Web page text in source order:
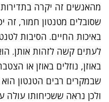
מהאנשים זה יקרה
שסובלים מטנטון חמור, זה
באיכות החיים. הסיבות
לעתים קשה לזהות אותן.
באוזן, נוזלים באוזן או
שבמקרים רבים הטנטון
ולכן נראה ששכיחותו עולה